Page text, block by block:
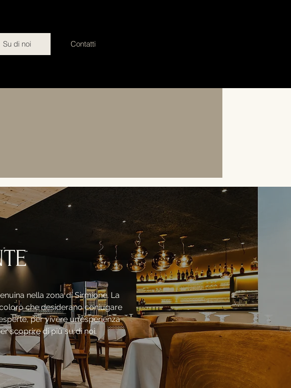
Su di noi Contatti
nella zona di Sirmione. La
che desiderano coniugare
per vivere un'esperienza
scoprire di più su di noi.